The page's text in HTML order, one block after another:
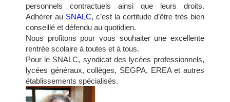
personnels contractuels ainsi que leurs droits.
Adhérer au SNALC, c’est la certitude d’être très bien
conseillé et défendu au quotidien.
Nous profitons pour vous souhaiter une excellente
rentrée scolaire à toutes et à tous.
Pour le SNALC, syndicat des lycées professionnels,
lycées généraux, collèges, SEGPA, EREA et autres
établissements spécialisés.